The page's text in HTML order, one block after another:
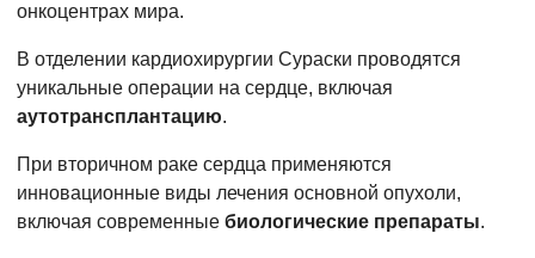
онкоцентрах мира.
В отделении кардиохирургии Сураски проводятся
уникальные операции на сердце, включая
аутотрансплантацию.
При вторичном раке сердца применяются
инновационные виды лечения основной опухоли,
включая современныебиологические препараты.